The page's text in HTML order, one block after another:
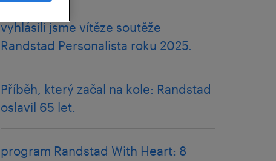
vyhlásili jsme vítěze soutěže
Randstad Personalista roku 2025.
Příběh, který začal na kole: Randstad
oslavil 65 let.
program Randstad With Heart: 8